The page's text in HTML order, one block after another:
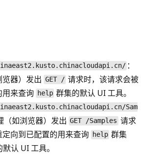
：
器）发出 GET / 请求时，该请求会被
来查询
help 群集的默认 UI 工具。
Sam
（如浏览器）发出 GET /Samples 请求
向到已配置的用来查询
help 群集
认 UI 工具。